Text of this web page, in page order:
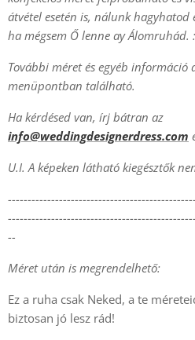
átvétel esetén is, nálunk hagyhatod
ha mégsem Ő lenne ay Álomruhád.
További méret és egyéb információ
menüpontban található.
Ha kérdésed van, írj bátran az
info@weddingdesignerdress.com
U.I. A képeken látható kiegésztők
--
Méret után is megrendelhető:
Ez a ruha csak Neked, a te
biztosan jó lesz rád!